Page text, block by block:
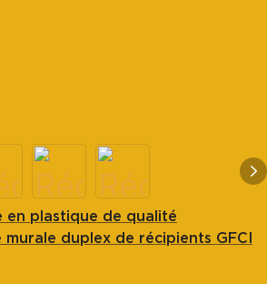
en plastique de qualité
duplex de récipients GFCI